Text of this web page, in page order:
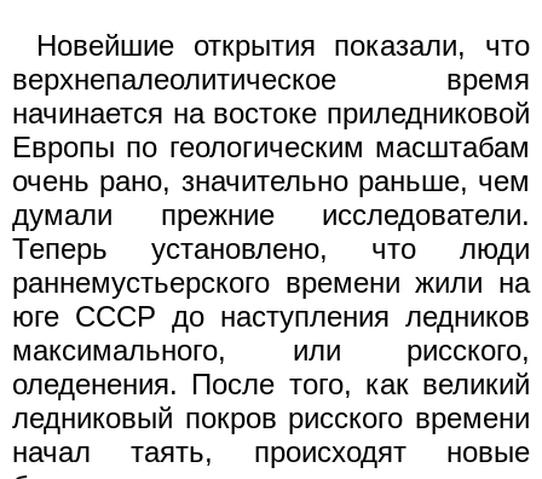
Новейшие открытия показали, что
верхнепалеолитическое время
начинается на востоке приледниковой
Европы по геологическим масштабам
очень рано, значительно раньше, чем
думали прежние исследователи.
Теперь установлено, что люди
раннемустьерского времени жили на
юге СССР до наступления ледников
максимального, или рисского,
оледенения. После того, как великий
ледниковый покров рисского времени
начал таять, происходят новые